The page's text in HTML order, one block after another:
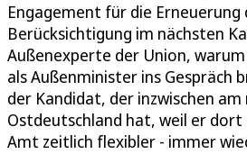
Engagement für die
Berücksichtigung im nächsten
Außenexperte der Union,
als Außenminister ins Gespräch
der Kandidat, der inzwischen
Ostdeutschland hat, weil er dort
Amt zeitlich flexibler - immer